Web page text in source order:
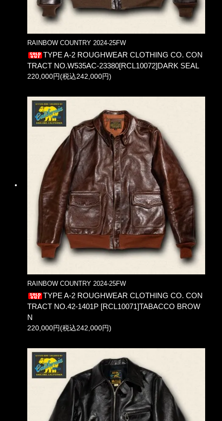
RAINBOW COUNTRY 2024-25FW
TYPE A-2 ROUGHWEAR CLOTHING CO. CON
TRACT NO.W535AC-23380[RCL10072]DARK SEAL
220,000円(税込242,000円)
RAINBOW COUNTRY 2024-25FW
TYPE A-2 ROUGHWEAR CLOTHING CO. CON
TRACT NO.42-1401P [RCL10071]TABACCO BROW
N
220,000円(税込242,000円)